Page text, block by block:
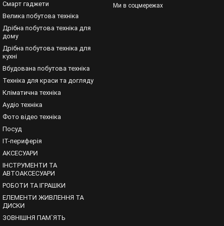
за стандартними показниками:
продуктивністю пристрою, малопотужні бюджетні моделі
енерговитрати у всіх випадках мінімальні;
– швидке досягнення потрібного показника і тривале
безперервно, постійно витрачаючи електроенергію, однак
бути в 3-4 рази більше об'єму приміщення;
обійдуться дешевше, а в електронних вбудовані додаткові
середні по продуктивності прилади, оптимальний рівень шуму
– вночі актуально повільне обертання, майже безшумне, а вдень
повітря, робить його здоровим;
заливається ефірне масло і поширюється по повітрю,
функція допоможе алергікам, фільтри затримують грибки,
Смарт гаджети
Велика побутова техніка
Дрібна побутова техніка для
дому
Дрібна побутова техніка для
кухні
Вбудована побутова техніка
Техніка для краси та догляду
Кліматична техніка
Аудіо техніка
Фото відео техніка
Посуд
IT-периферія
АКСЕСУАРИ
ІНСТРУМЕНТИ ТА
АВТОАКСЕСУАРИ
РОБОТИ ТА ІГРАШКИ
ЕЛЕМЕНТИ ЖИВЛЕННЯ ТА
ДИСКИ
ЗОВНІШНЯ ПАМ`ЯТЬ
Ми в соцмережах